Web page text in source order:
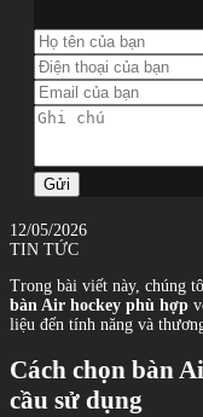
Gửi
12/05/2026
TIN TỨC
Trong bài viết này, chúng
bàn Air hockey phù hợp
liệu đến tính năng và
Cách chọn bàn
cầu sử dụng